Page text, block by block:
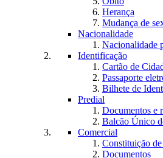
Herança
Mudança de
Nacionalidade
Nacionalidade
Identificação
Cartão de
Passaporte
Bilhete de
Predial
Documentos e
Balcão Único
Comercial
Constituição
Documentos